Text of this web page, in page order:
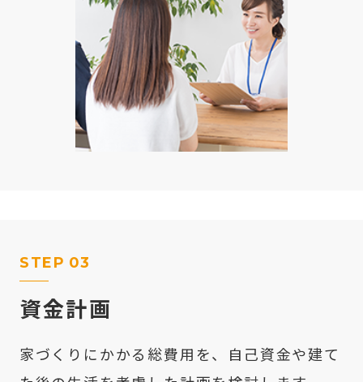
STEP 03
資金計画
家づくりにかかる総費用を、自己資金や建て